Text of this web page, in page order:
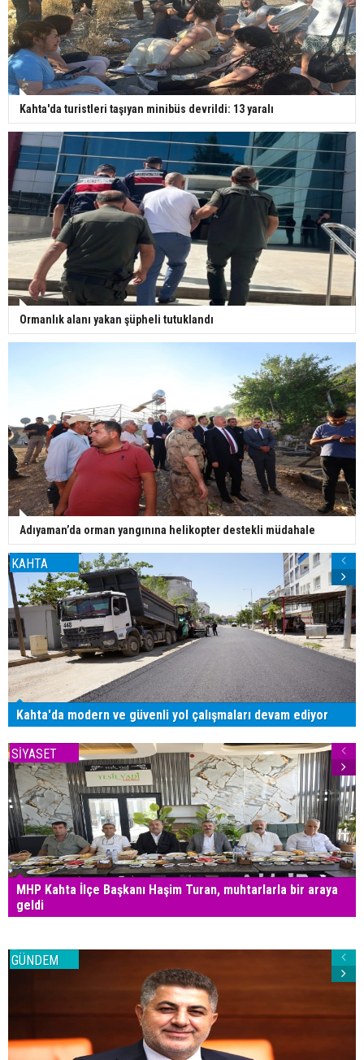
Kahta'da turistleri taşıyan minibüs devrildi: 13 yaralı
Ormanlık alanı yakan şüpheli tutuklandı
Adıyaman’da orman yangınına helikopter destekli müdahale
KAHTA
Kahta'da modern ve güvenli yol çalışmaları devam ediyor
SİYASET
MHP Kahta İlçe Başkanı Haşim Turan, muhtarlarla bir araya
geldi
GÜNDEM